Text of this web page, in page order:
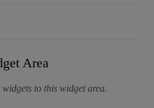
Area
to this widget area.